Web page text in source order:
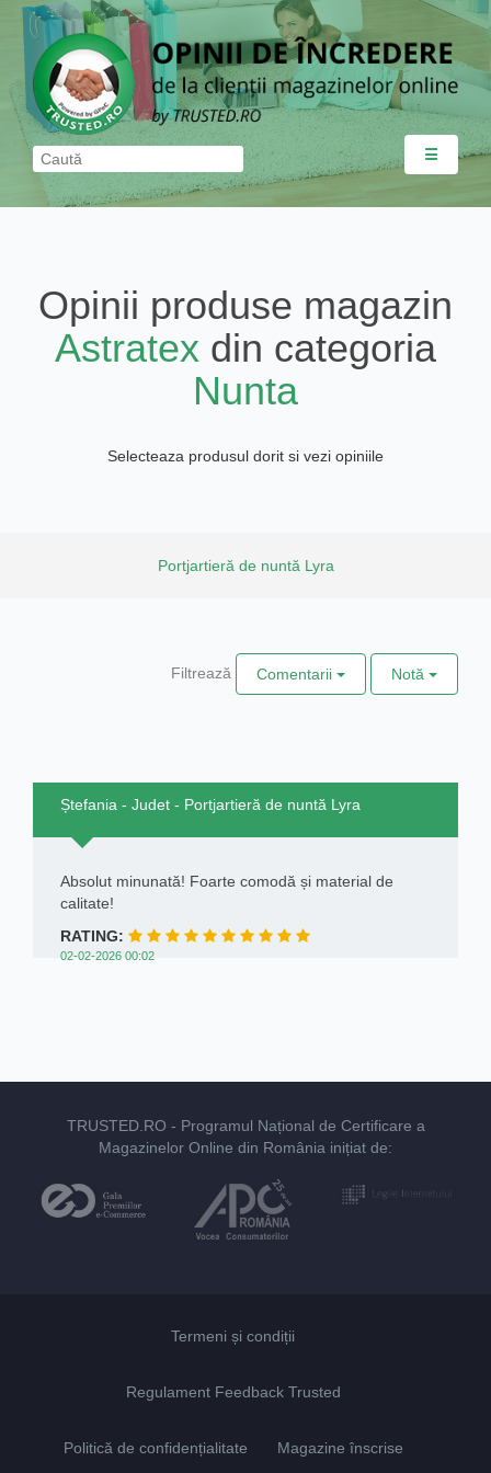
☰
Opinii produse magazin
Astratex din categoria
Nunta
Selecteaza produsul dorit si vezi opiniile
Portjartieră de nuntă Lyra
Filtrează Comentarii Notă
Ștefania - Judet - Portjartieră de nuntă Lyra
Absolut minunată! Foarte comodă și material de
calitate!
RATING:
02-02-2026 00:02
TRUSTED.RO - Programul Național de Certificare a
Magazinelor Online din România inițiat de:
Termeni și condiții
Regulament Feedback Trusted
Politică de confidențialitate Magazine înscrise